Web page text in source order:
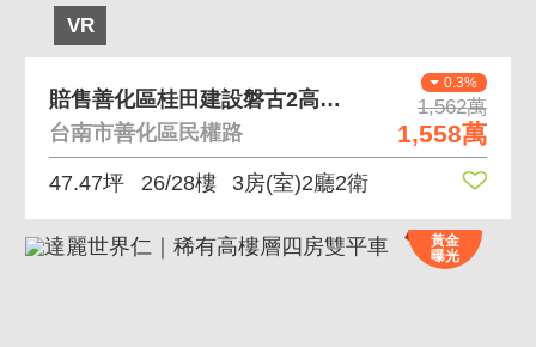
VR
0.3%
1,562萬
1,558萬
賠售善化區桂田建設磐古2高樓層B2戶型稀有釋出
台南市善化區民權路
47.47坪 26/28樓 3房(室)2廳2衛
黃金
曝光